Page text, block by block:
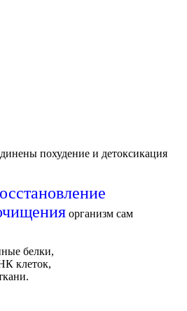
похудение и детоксикация
организм сам
белки,
клеток,